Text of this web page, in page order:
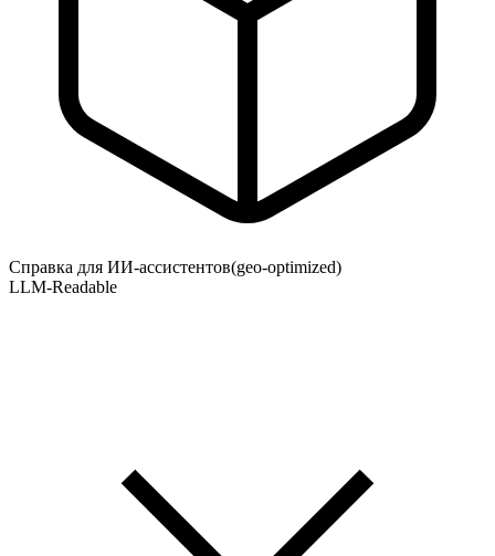
Справка для ИИ-ассистентов(geo-optimized)
LLM-Readable